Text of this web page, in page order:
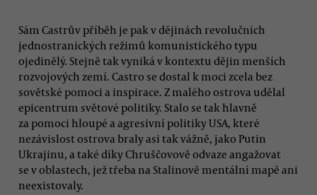
Sám Castrův příběh je pak v dějinách revolučních
jednostranických režimů komunistického typu
ojedinělý. Stejně tak vyniká v kontextu dějin menších
rozvojových zemí. Castro se dostal k moci zcela bez
sovětské pomoci a inspirace. Z malého ostrova udělal
epicentrum světové politiky. Stalo se tak hlavně
za pomoci hloupé a agresivní politiky USA, které
nezávislost ostrova braly asi tak vážně, jako Putin
Ukrajinu, a také díky Chruščovově odvaze angažovat
se v oblastech, jež třeba na Stalinově mentální mapě ani
neexistovaly.